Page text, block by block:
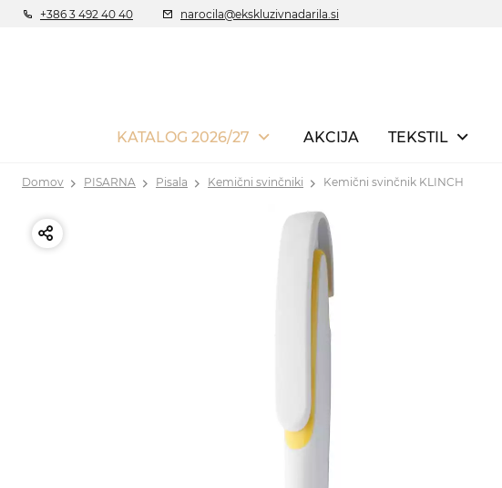
+386 3 492 40 40 narocila@ekskluzivnadarila.si
KATALOG 2026/27 AKCIJA TEKSTIL
Domov PISARNA Pisala Kemični svinčniki Kemični svinčnik KLINCH